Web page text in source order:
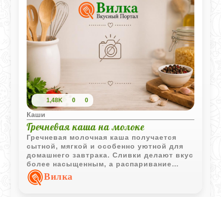
1,48K 0 0
Каши
Гречневая каша на молоке
Гречневая молочная каша получается
сытной, мягкой и особенно уютной для
домашнего завтрака. Сливки делают вкус
более насыщенным, а распаривание
помогает крупе стать ещё ароматнее.
Вилка